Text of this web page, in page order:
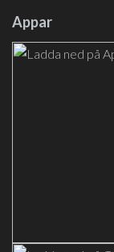
Appar